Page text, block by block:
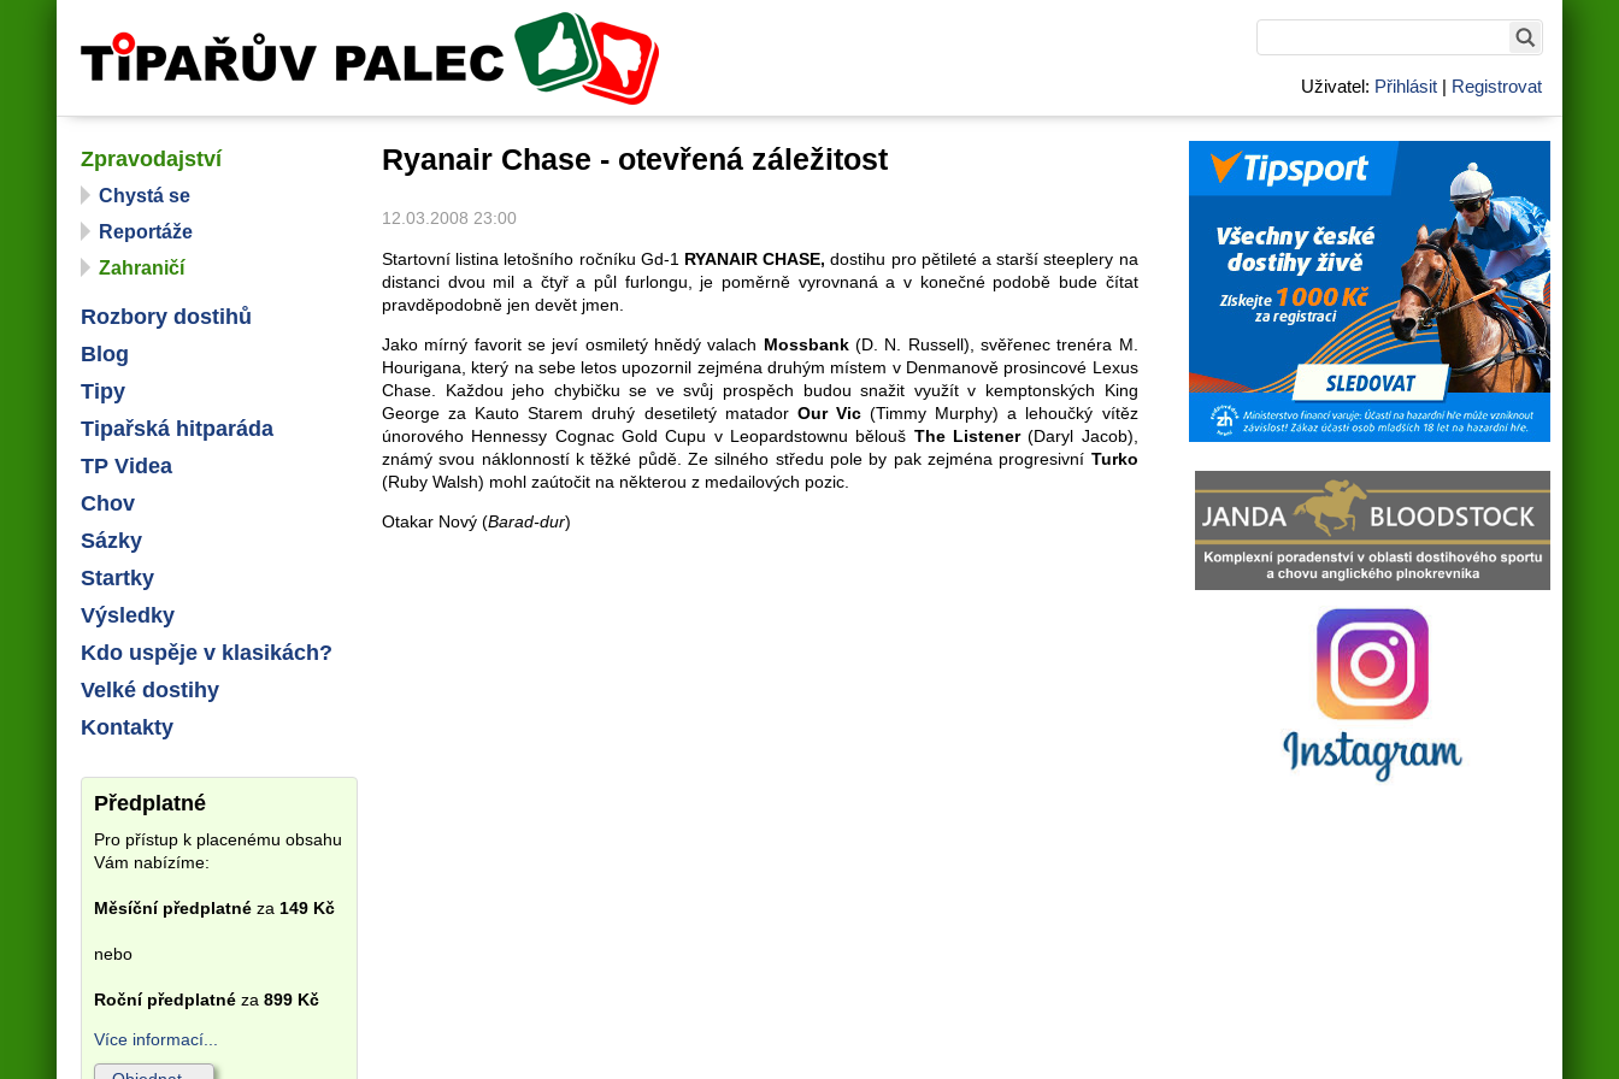
Tipařův palec
Uživatel: Přihlásit | Registrovat
Zpravodajství
Chystá se
Reportáže
Zahraničí
Rozbory dostihů
Blog
Tipy
Tipařská hitparáda
TP Videa
Chov
Sázky
Startky
Výsledky
Kdo uspěje v klasikách?
Velké dostihy
Kontakty
Předplatné
Pro přístup k placenému obsahu
Vám nabízíme:
Měsíční předplatné za 149 Kč
nebo
Roční předplatné za 899 Kč
Více informací...
Ryanair Chase - otevřená záležitost
12.03.2008 23:00
Startovní listina letošního ročníku Gd-1 RYANAIR CHASE, dostihu pro pětileté a starší steeplery na
distanci dvou mil a čtyř a půl furlongu, je poměrně vyrovnaná a v konečné podobě bude čítat
pravděpodobně jen devět jmen.
Jako mírný favorit se jeví osmiletý hnědý valach Mossbank(D. N. Russell), svěřenec trenéra M.
Hourigana, který na sebe letos upozornil zejména druhým místem v Denmanově prosincové Lexus
Chase. Každou jeho chybičku se ve svůj prospěch budou snažit využít v kemptonských King
George za Kauto Starem druhý desetiletý matador Our Vic(Timmy Murphy) a lehoučký vítěz
únorového Hennessy Cognac Gold Cupu v Leopardstownu bělouš The Listener(Daryl Jacob),
známý svou náklonností k těžké půdě. Ze silného středu pole by pak zejména progresivní Turko
(Ruby Walsh) mohl zaútočit na některou z medailových pozic.
Otakar Nový (Barad-dur)